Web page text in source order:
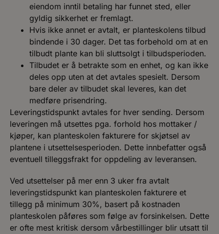
eiendom inntil betaling har funnet sted, eller
gyldig sikkerhet er fremlagt.
Hvis ikke annet er avtalt, er planteskolens tilbud
bindende i 30 dager. Det tas forbehold om at en
tilbudt plante kan bli sluttsolgt i tilbudsperioden.
Tilbudet er å betrakte som en enhet, og kan ikke
deles opp uten at det avtales spesielt. Dersom
bare deler av tilbudet skal leveres, kan det
medføre prisendring.
Leveringstidspunkt avtales for hver sending. Dersom
leveringen må utsettes pga. forhold hos mottaker /
kjøper, kan planteskolen fakturere for skjøtsel av
plantene i utsettelsesperioden. Dette innbefatter også
eventuell tilleggsfrakt for oppdeling av leveransen.
Ved utsettelser på mer enn 3 uker fra avtalt
leveringstidspunkt kan planteskolen fakturere et
tillegg på minimum 30%, basert på kostnaden
planteskolen påføres som følge av forsinkelsen. Dette
er ofte mest kritisk dersom vårbestillinger blir utsatt til